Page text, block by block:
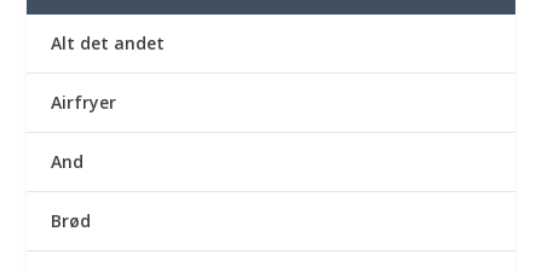
Alt det andet
Airfryer
And
Brød